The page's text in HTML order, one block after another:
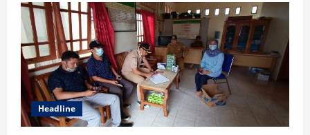
Operasi
Pasar
Perum
Bulog
Kotabaru,
Warga
Merasa
Terbantu
Headline